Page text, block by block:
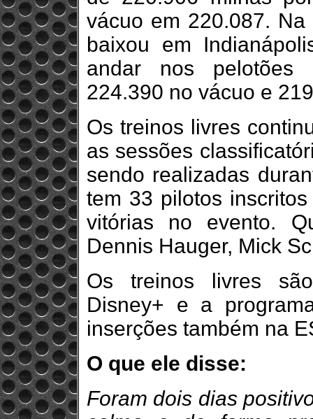
vácuo em 220.087.
baixou em
andar nos pelotões
224.390 no vácuo e
Os treinos livres
as sessões
sendo realizadas
tem 33 pilotos
vitórias no evento.
Dennis Hauger, Mick
Os treinos livres
Disney+ e a
inserções também na
O que ele disse:
Foram dois dias